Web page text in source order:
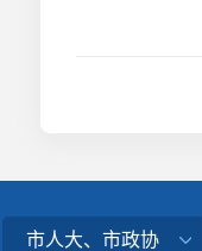
市人大、市政协